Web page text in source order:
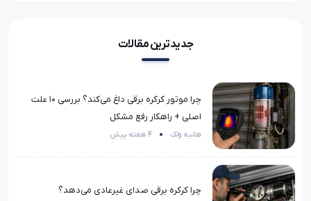
جدیدترین مقالات
چرا موتور کرکره برقی داغ می‌کند؟ بررسی ۱۰ علت
اصلی + راهکار رفع مشکل
هانیه ولک 4 هفته پیش
چرا کرکره برقی صدای غیرعادی می‌دهد؟